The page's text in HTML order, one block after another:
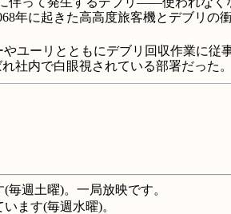
に起きた高高度旅客機とデブリの
ユーリとともにデブリ回収作業に
社内で白眼視されている部署だった
週土曜)。一局放映です。
ます(毎週水曜)。